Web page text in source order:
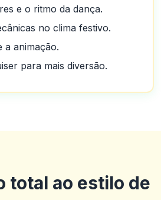
e o ritmo da dança.
no clima festivo.
a animação.
para mais diversão.
total ao estilo de